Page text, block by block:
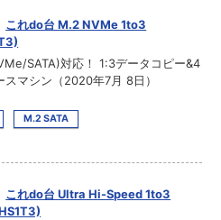
これdo台 M.2 NVMe 1to3
SATA)対応！ 1:3データコピー&4
スマシン（2020年7月 8日）
M.2 SATA
これdo台 Ultra Hi-Speed 1to3